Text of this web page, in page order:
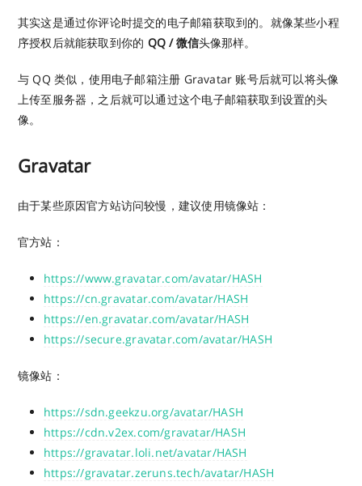
其实这是通过你评论时提交的电子邮箱获取到的。就像某些小程
序授权后就能获取到你的 QQ / 微信头像那样。
与 QQ 类似，使用电子邮箱注册 Gravatar 账号后就可以将头像
上传至服务器，之后就可以通过这个电子邮箱获取到设置的头
像。
Gravatar
由于某些原因官方站访问较慢，建议使用镜像站：
官方站：
https://www.gravatar.com/avatar/HASH
https://cn.gravatar.com/avatar/HASH
https://en.gravatar.com/avatar/HASH
https://secure.gravatar.com/avatar/HASH
镜像站：
https://sdn.geekzu.org/avatar/HASH
https://cdn.v2ex.com/gravatar/HASH
https://gravatar.loli.net/avatar/HASH
https://gravatar.zeruns.tech/avatar/HASH